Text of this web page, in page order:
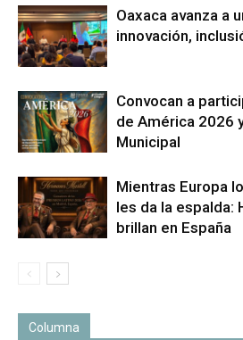
Oaxaca avanza a
innovación,
Convocan a
de América 2026
Municipal
Mientras Europa
les da la espalda:
brillan en España
Columna